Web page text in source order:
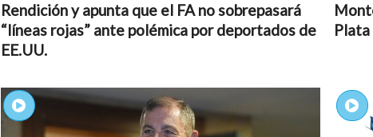
Rendición y apunta que el FA no sobrepasará
“líneas rojas” ante polémica por deportados de
EE.UU.
Plata